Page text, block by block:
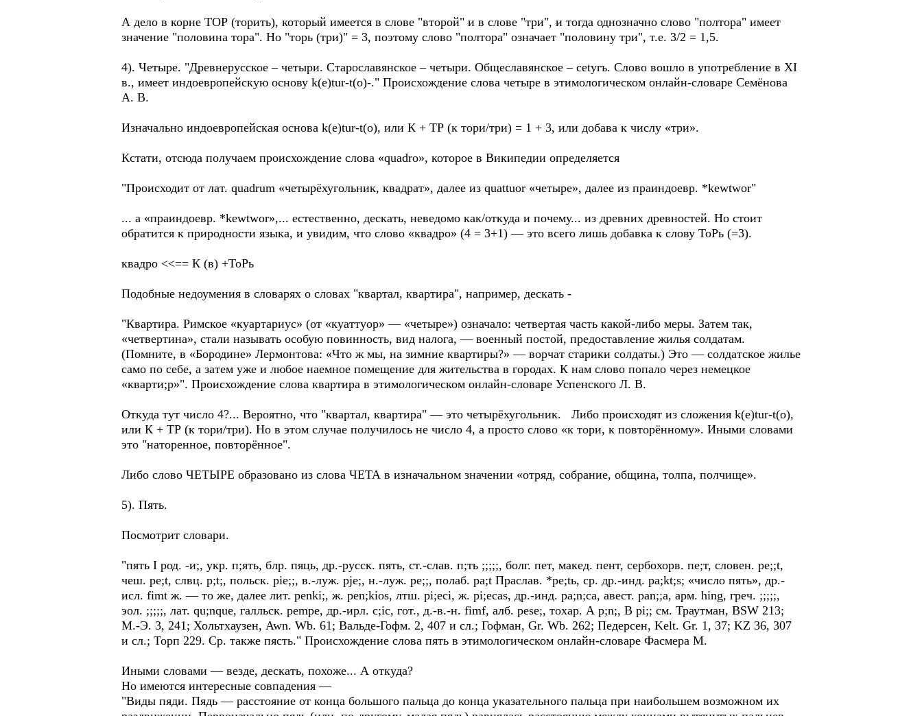
А дело в корне ТОР (торить), который имеется в слове "второй" и в слове "три", и тогда однозначно слово "полтора" имеет
значение "половина тора". Но "торь (три)" = 3, поэтому слово "полтора" означает "половину три", т.е. 3/2 = 1,5.
4). Четыре. "Древнерусское – четыри. Старославянское – четыри. Общеславянское – cetyrъ. Слово вошло в употребление в XI
в., имеет индоевропейскую основу k(e)tur-t(o)-." Происхождение слова четыре в этимологическом онлайн-словаре Семёнова
А. В.
Изначально индоевропейская основа k(e)tur-t(o), или К + ТР (к тори/три) = 1 + 3, или добава к числу «три».
Кстати, отсюда получаем происхождение слова «quadro», которое в Википедии определяется
"Происходит от лат. quadrum «четырёхугольник, квадрат», далее из quattuor «четыре», далее из праиндоевр. *kewtwor"
... а «праиндоевр. *kewtwor»,... естественно, дескать, неведомо как/откуда и почему... из древних древностей. Но стоит
обратится к природности языка, и увидим, что слово «квадро» (4 = 3+1) — это всего лишь добавка к слову ТоРь (=3).
квадро <<== К (в) +ТоРь
Подобные недоумения в словарях о словах "квартал, квартира", например, дескать -
"Квартира. Римское «куартариус» (от «куаттуор» — «четыре») означало: четвертая часть какой-либо меры. Затем так,
«четвертина», стали называть особую повинность, вид налога, — военный постой, предоставление жилья солдатам.
(Помните, в «Бородине» Лермонтова: «Что ж мы, на зимние квартиры?» — ворчат старики солдаты.) Это — солдатское жилье
само по себе, а затем уже и любое наемное помещение для жительства в городах. К нам слово попало через немецкое
«кварти;р»". Происхождение слова квартира в этимологическом онлайн-словаре Успенского Л. В.
Откуда тут число 4?... Вероятно, что "квартал, квартира" — это четырёхугольник. Либо происходят из сложения k(e)tur-t(o),
или К + ТР (к тори/три). Но в этом случае получилось не число 4, а просто слово «к тори, к повторённому». Иными словами
это "наторенное, повторённое".
Либо слово ЧЕТЫРЕ образовано из слова ЧЕТА в изначальном значении «отряд, собрание, община, толпа, полчище».
5). Пять.
Посмотрит словари.
"пять I род. -и;, укр. п;ять, блр. пяць, др.-русск. пять, ст.-слав. п;ть ;;;;;, болг. пет, макед. пент, сербохорв. пе;т, словен. ре;;t,
чеш. pe;t, слвц. р;t;, польск. pie;;, в.-луж. рjе;, н.-луж. pe;;, полаб. pa;t Праслав. *рe;tь, ср. др.-инд. pa;kt;s; «число пять», др.-
исл. fimt ж. — то же, далее лит. penki;, ж. pen;kios, лтш. рi;есi, ж. рi;есаs, др.-инд. ра;n;са, авест. раn;;а, арм. hing, греч. ;;;;;,
эол. ;;;;;, лат. qu;nque, галльск. реmре, др.-ирл. с;iс, гот., д.-в.-н. fimf, алб. реsе;, тохар. А р;n;, В pi;; см. Траутман, ВSW 213;
М.-Э. 3, 241; Хольтхаузен, Awn. Wb. 61; Вальде-Гофм. 2, 407 и сл.; Гофман, Gr. Wb. 262; Педерсен, Kelt. Gr. 1, 37; KZ 36, 307
и сл.; Торп 229. Ср. также пясть." Происхождение слова пять в этимологическом онлайн-словаре Фасмера М.
Иными словами — везде, дескать, похоже... А откуда?
Но имеются интересные совпадения —
"Виды пяди. Пядь — расстояние от конца большого пальца до конца указательного пальца при наибольшем возможном их